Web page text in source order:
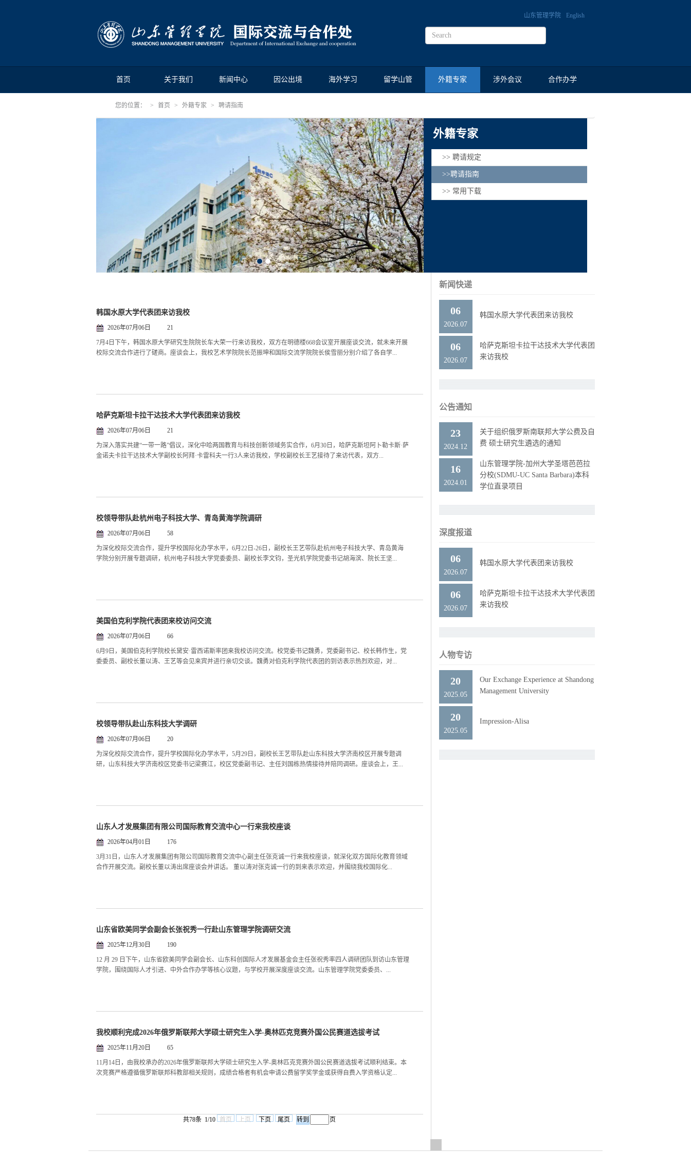
山东管理学院 English
首页 关于我们 新闻中心 因公出境 海外学习 留学山管 外籍专家 涉外会议 合作办学
您的位置： 首页 外籍专家 聘请指南
外籍专家
>> 聘请规定
>>聘请指南
>> 常用下载
韩国水原大学代表团来访我校
2026年07月06日 21
7月4日下午，韩国水原大学研究生院院长车大荣一行来访我校，双方在明德楼668会议室开展座谈交流，就未来开展
校际交流合作进行了磋商。座谈会上，我校艺术学院院长范振坤和国际交流学院院长侯雪丽分别介绍了各自学...
哈萨克斯坦卡拉干达技术大学代表团来访我校
2026年07月06日 21
为深入落实共建“一带一路”倡议，深化中哈两国教育与科技创新领域务实合作，6月30日，哈萨克斯坦阿卜勒卡斯·萨
金诺夫卡拉干达技术大学副校长阿拜·卡雷科夫一行3人来访我校，学校副校长王艺接待了来访代表，双方...
校领导带队赴杭州电子科技大学、青岛黄海学院调研
2026年07月06日 58
为深化校际交流合作，提升学校国际化办学水平，6月22日-26日，副校长王艺带队赴杭州电子科技大学、青岛黄海
学院分别开展专题调研，杭州电子科技大学党委委员、副校长李文钧，圣光机学院党委书记胡海滨、院长王坚...
美国伯克利学院代表团来校访问交流
2026年07月06日 66
6月9日，美国伯克利学院校长黛安·雷西诺斯率团来我校访问交流。校党委书记魏勇，党委副书记、校长韩作生，党
委委员、副校长董以涛、王艺等会见来宾并进行亲切交谈。魏勇对伯克利学院代表团的到访表示热烈欢迎，对...
校领导带队赴山东科技大学调研
2026年07月06日 20
为深化校际交流合作，提升学校国际化办学水平，5月29日，副校长王艺带队赴山东科技大学济南校区开展专题调
研，山东科技大学济南校区党委书记梁赛江，校区党委副书记、主任刘国栋热情接待并陪同调研。座谈会上，王...
山东人才发展集团有限公司国际教育交流中心一行来我校座谈
2026年04月01日 176
3月31日，山东人才发展集团有限公司国际教育交流中心副主任张克诚一行来我校座谈，就深化双方国际化教育领域
合作开展交流。副校长董以涛出席座谈会并讲话。 董以涛对张克诚一行的到来表示欢迎，并围绕我校国际化...
山东省欧美同学会副会长张祝秀一行赴山东管理学院调研交流
2025年12月30日 190
12 月 29 日下午，山东省欧美同学会副会长、山东科创国际人才发展基金会主任张祝秀率四人调研团队到访山东管理
学院，围绕国际人才引进、中外合作办学等核心议题，与学校开展深度座谈交流。山东管理学院党委委员、...
我校顺利完成2026年俄罗斯联邦大学硕士研究生入学-奥林匹克竞赛外国公民赛道选拔考试
2025年11月20日 65
11月14日，由我校承办的2026年俄罗斯联邦大学硕士研究生入学-奥林匹克竞赛外国公民赛道选拔考试顺利结束。本
次竞赛严格遵循俄罗斯联邦科教部相关规则，成绩合格者有机会申请公费留学奖学金或获得自费入学资格认定...
共78条 1/10 首页 上页 下页 尾页 页
新闻快递
06
2026.07
韩国水原大学代表团来访我校
06
2026.07
哈萨克斯坦卡拉干达技术大学代表团
来访我校
公告通知
23
2024.12
关于组织俄罗斯南联邦大学公费及自
费 硕士研究生遴选的通知
16
2024.01
山东管理学院-加州大学圣塔芭芭拉
分校(SDMU-UC Santa Barbara)本科
学位直录项目
深度报道
06
2026.07
韩国水原大学代表团来访我校
06
2026.07
哈萨克斯坦卡拉干达技术大学代表团
来访我校
人物专访
20
2025.05
Our Exchange Experience at Shandong
Management University
20
2025.05
Impression-Alisa